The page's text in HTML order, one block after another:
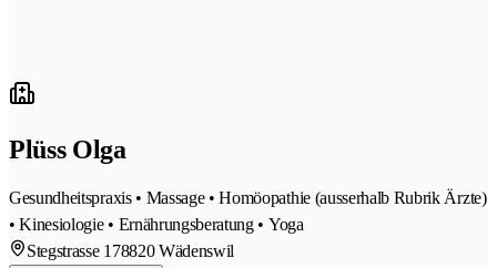
Plüss Olga
Gesundheitspraxis • Massage • Homöopathie (ausserhalb Rubrik Ärzte)
• Kinesiologie • Ernährungsberatung • Yoga
Stegstrasse 178820 Wädenswil